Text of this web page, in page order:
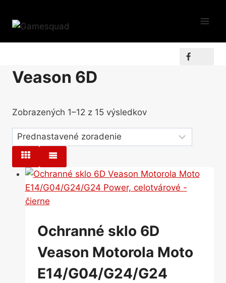
Veason 6D
Zobrazených 1–12 z 15 výsledkov
Ochranné sklo 6D
Veason Motorola Moto
E14/G04/G24/G24